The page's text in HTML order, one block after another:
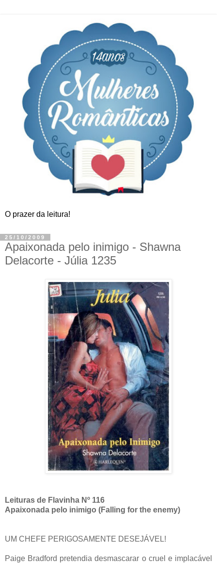
O prazer da leitura!
25/10/2009
Apaixonada pelo inimigo - Shawna
Delacorte - Júlia 1235
Leituras de Flavinha Nº 116
Apaixonada pelo inimigo (Falling for the enemy)
UM CHEFE PERIGOSAMENTE DESEJÁVEL!
Paige Bradford pretendia desmascarar o cruel e implacável